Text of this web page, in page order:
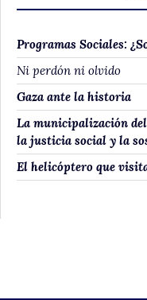
Programas Sociales:
Ni perdón ni olvido
Gaza ante la historia
La municipalización
la justicia social y la
El helicóptero que